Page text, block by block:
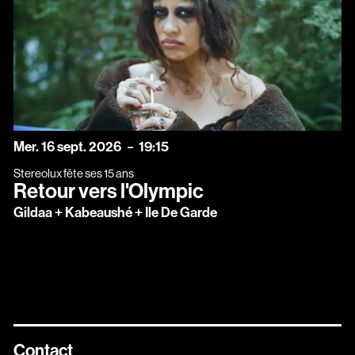
mercredi
Mer.16septembre
sept.2026 19:15
Stereolux fête ses 15 ans
Retour vers l'Olympic
Gildaa + Kabeaushé + Ile De Garde
Contact